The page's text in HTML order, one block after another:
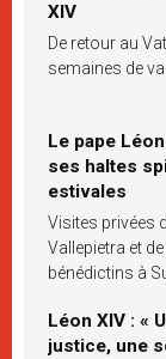
XIV
De retour au
semaines de
Le pape
ses haltes
estivales
Visites privées
Vallepietra et
bénédictins à
Léon XIV : «
justice, une